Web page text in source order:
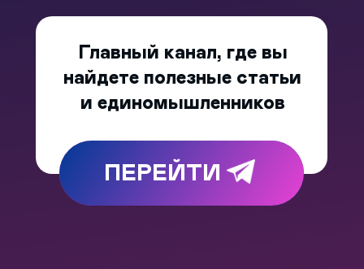
Главный канал, где вы
найдете полезные статьи
и единомышленников
ПЕРЕЙТИ